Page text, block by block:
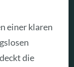
einer klaren
die